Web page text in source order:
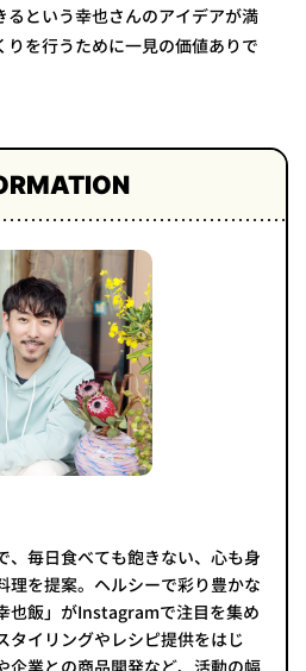
るという幸也さんのアイデアが満
を行うために一見の価値ありで
、毎日食べても飽きない、心も身
理を提案。ヘルシーで彩り豊かな
也飯」がInstagramで注目を集め
タイリングやレシピ提供をはじ
企業との商品開発など、活動の幅